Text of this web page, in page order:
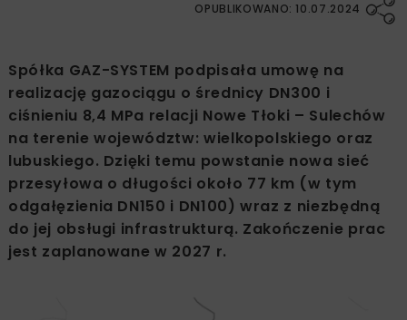
OPUBLIKOWANO: 10.07.2024
Spółka GAZ-SYSTEM podpisała umowę na
realizację gazociągu o średnicy DN300 i
ciśnieniu 8,4 MPa relacji Nowe Tłoki – Sulechów
na terenie województw: wielkopolskiego oraz
lubuskiego. Dzięki temu powstanie nowa sieć
przesyłowa o długości około 77 km (w tym
odgałęzienia DN150 i DN100) wraz z niezbędną
do jej obsługi infrastrukturą. Zakończenie prac
jest zaplanowane w 2027 r.